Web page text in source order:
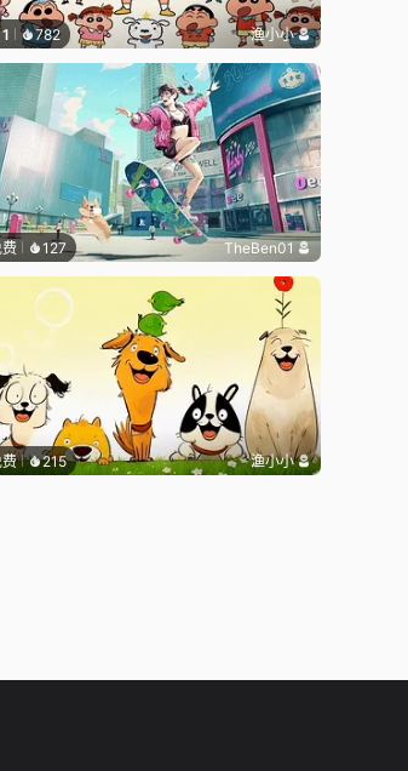
782 渔小小
127 TheBen01
215 渔小小